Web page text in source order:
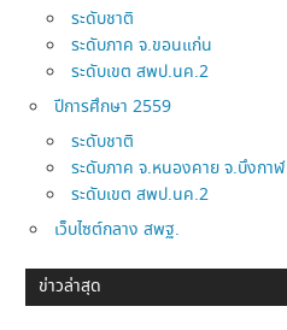
ระดับชาติ
ระดับภาค จ.ขอนแก่น
ระดับเขต สพป.นค.2
ปีการศึกษา 2559
ระดับชาติ
ระดับภาค จ.หนองคาย จ.บึงกาฬ
ระดับเขต สพป.นค.2
เว็บไซต์กลาง สพฐ.
ข่าวล่าสุด